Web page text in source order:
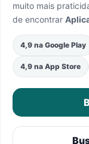
muito mais
de encontrar
4,9 na Google Play
4,9 na App Store